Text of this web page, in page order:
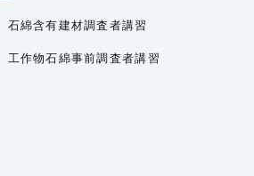
石綿含有建材調査者講習
工作物石綿事前調査者講習